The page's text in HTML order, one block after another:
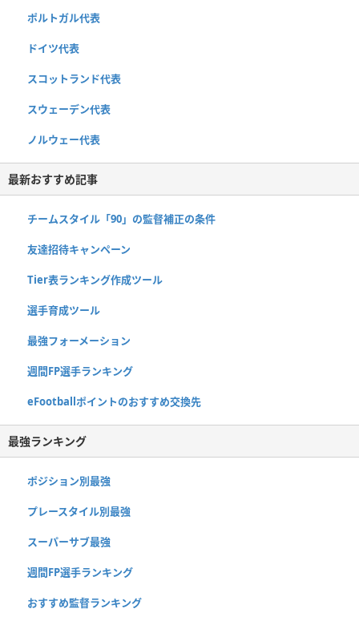
ポルトガル代表
ドイツ代表
スコットランド代表
スウェーデン代表
ノルウェー代表
最新おすすめ記事
チームスタイル「90」の監督補正の条件
友達招待キャンペーン
Tier表ランキング作成ツール
選手育成ツール
最強フォーメーション
週間FP選手ランキング
eFootballポイントのおすすめ交換先
最強ランキング
ポジション別最強
プレースタイル別最強
スーパーサブ最強
週間FP選手ランキング
おすすめ監督ランキング